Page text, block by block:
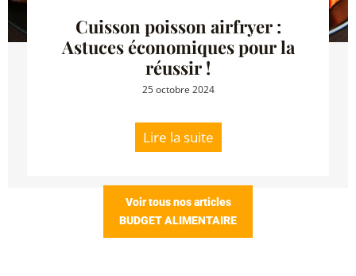
Cuisson poisson airfryer :
Astuces économiques pour la
réussir !
25 octobre 2024
Lire la suite
Voir tous nos articles
BUDGET ALIMENTAIRE